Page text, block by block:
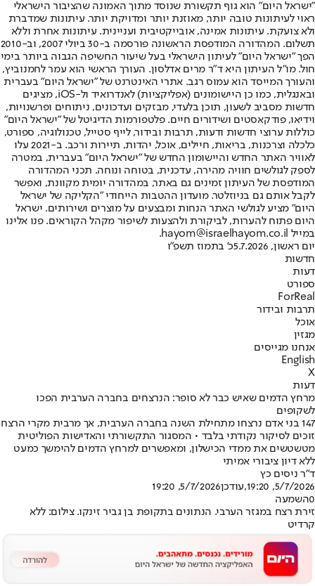
"ישראל היום" הוא גוף תקשורת שנוסד מתוך האמונה שהציבור הישראלי
ראוי לעיתונות טובה יותר, מאוזנת יותר ומדויקת יותר. עיתונות שמדברת
ולא צועקת. עיתונות אמינה, אובייקטיבית ועניינית. עיתונות אחרת וללא
תשלום. המהדורה המודפסת הראשונה פורסמה ב-30 ביולי 2007, וב-2010
הפך "ישראל היום" לעיתון הישראלי בעל שיעור החשיפה הגבוה ביותר בימי
חול. מו"ל העיתון היא ד"ר מרים אדלסון. העורך הראשי הוא עמר לחמנוביץ,
והעורך המייסד הוא עמוס רגב. אתרי האינטרנט של "ישראל היום" בעברית
ובאנגלית, כמו כן היישומונים (אפליקציות) לאנדרואיד ול-iOS, מציגים
חדשות מסביב לשעון, תוכן בלעדי, מבזקים ועדכונים, ניתוחים ופרשנויות,
וידיאו, פודקאסטים ושידורים חיים. פלטפורמות הדיגיטל של "ישראל היום"
כוללות ערוצי חדשות ודעות, תרבות ובידור, לייף סטייל, טכנולוגיה, ספורט,
כלכלה וצרכנות, בריאות, חיילים, אוכל, יהדות, תיירות ורכב. ב-2021 עלו
לאוויר האתר החדש והיישומון החדש של "ישראל היום" בעברית, במטרה
לספק לגולשים חוויה מהירה, עדכנית, בטוחה ונוחה. תכני המהדורה
המודפסת של העיתון זמינים גם באתר, במהדורה יומית מקוונת, ואפשר
לקבל אותם גם בניוזלטר. מועדון ההטבות הייחודי "הקליקה של ישראל
היום" מציע לגולשי האתר הנחות ומבצעים על מוצרים ושירותים. ישראל
היום פתוח להערות, לביקורת ולהצעות לשיפור מקהל הקוראים. פנו אלינו
במייל hayom@israelhayom.co.il.
יום ראשון, 5.7.2026
כ' בתמוז תשפ"ו
חדשות
דעות
ספורט
ForReal
תרבות ובידור
אוכל
מגזין
אנחנו מגייסים
English
X
דעות
מרחץ הדמים שאיש כבר לא סופר: הנרצחים בחברה הערבית הפכו
לשקופים
147 בני אדם נרצחו מתחילת השנה בחברה הערבית, אך מרבית מקרי הרצח
זוכים לסיקור נקודתי בלבד • המסגור התקשורתי והאדישות הפוליטית
מטשטשים את ממדי הכישלון, ומאפשרים למרחץ הדמים להימשך כמעט
ללא דיון ציבורי אמיתי
ד"ר ניסים כץ
5/7/2026, 19:20
,עודכן5/7/2026, 19:20
0השמעה
זירת רצח במגזר הערבי. הנתונים בתקופת בן גביר זינקו. צילום: ללא
קרדיט